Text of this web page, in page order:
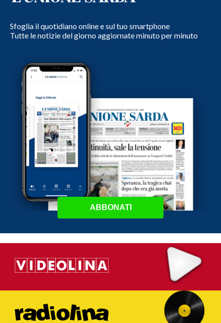
Sfoglia il quotidiano online e sul tuo smartphone
Tutte le notizie del giorno aggiornate minuto per minuto
ABBONATI